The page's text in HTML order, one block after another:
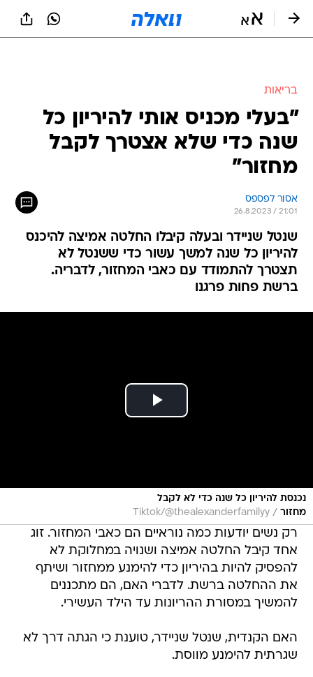
בריאות
"בעלי מכניס אותי להיריון כל
שנה כדי שלא אצטרך לקבל
מחזור"
אסור לפספס
26.8.2023 / 21:01
שנטל שניידר ובעלה קיבלו החלטה אמיצה להיכנס
להיריון כל שנה למשך עשור כדי ששנטל לא
תצטרך להתמודד עם כאבי המחזור, לדבריה.
ברשת פחות פרגנו
נכנסת להיריון כל שנה כדי לא לקבל
מחזור /
Tiktok/@thealexanderfamilyy
רק נשים יודעות כמה נוראיים הם כאבי המחזור. זוג
אחד קיבל החלטה אמיצה ושנויה במחלוקת לא
להפסיק להיות בהיריון כדי להימנע ממחזור ושיתף
את ההחלטה ברשת. לדברי האם, הם מתכננים
להמשיך במסורת ההריונות עד הילד העשירי.
האם הקנדית, שנטל שניידר, טוענת כי הגתה דרך לא
שגרתית להימנע מווסת.